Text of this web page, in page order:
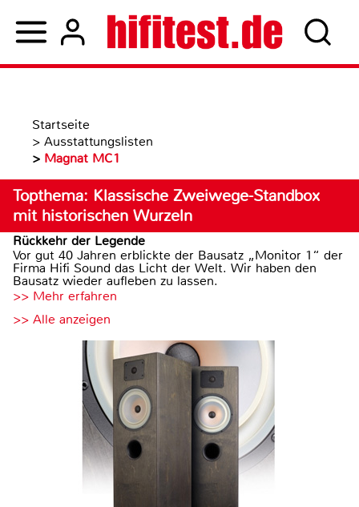
Startseite
> Ausstattungslisten
> Magnat MC1
Topthema: Klassische Zweiwege-Standbox
mit historischen Wurzeln
Rückkehr der Legende
Vor gut 40 Jahren erblickte der Bausatz „Monitor 1“ der
Firma Hifi Sound das Licht der Welt. Wir haben den
Bausatz wieder aufleben zu lassen.
>> Mehr erfahren
>> Alle anzeigen